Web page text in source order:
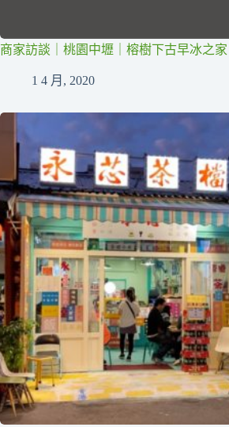
商家訪談｜桃園中壢｜榕樹下古早冰之家
1 4 月, 2020